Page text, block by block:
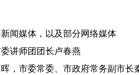
闻媒体，以及部分网络媒体
讲师团团长卢春燕
，市委常委、市政府常务副市长